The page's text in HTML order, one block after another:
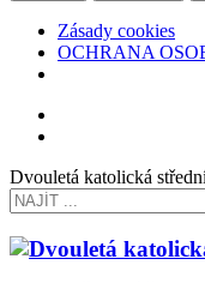
Zásady cookies
OCHRANA
Dvouletá katolická